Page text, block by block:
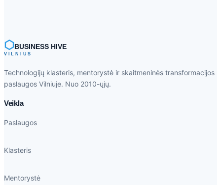
⬡BUSINESS HIVE
VILNIUS
Technologijų klasteris, mentorystė ir skaitmeninės transformacijos
paslaugos Vilniuje. Nuo 2010-ųjų.
Veikla
Paslaugos
Klasteris
Mentorystė